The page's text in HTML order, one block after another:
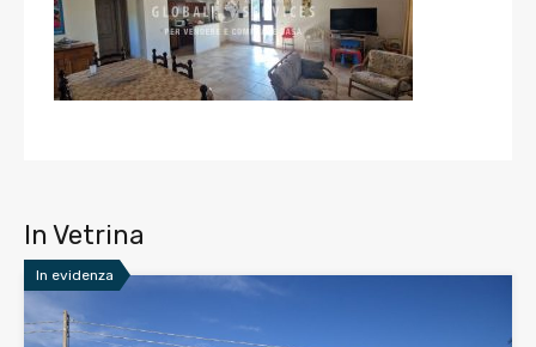
In Vetrina
In evidenza